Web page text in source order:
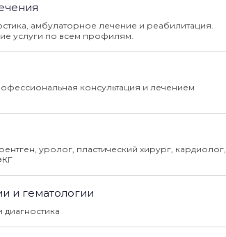
амбулаторное лечение и реабилитация.
услуги по всем профилям.
консультация и лечением
уролог, пластический хирург, кардиолог,
и гематологии